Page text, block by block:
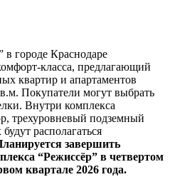
городе Краснодаре
класса, предлагающий
квартир и апартаментов
Покупатели могут выбрать
Внутри комплекса
трехуровневый подземный
располагаться
завершить
“Режиссёр” в четвертом
квартале 2026 года.